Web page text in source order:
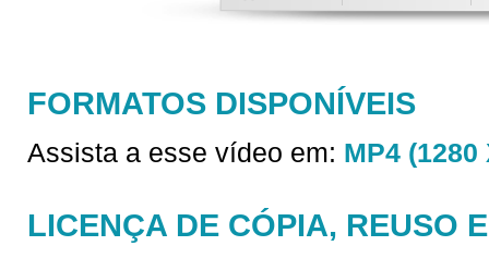
FORMATOS DISPONÍVEIS
Assista a esse vídeo em: MP4 (1280
LICENÇA DE CÓPIA, REUSO